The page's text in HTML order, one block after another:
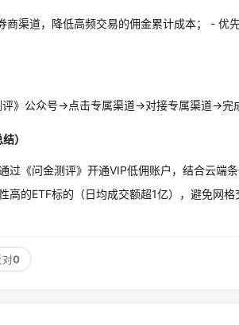
商渠道，降低高频交易的佣金累计成本； - 优
》公众号→点击专属渠道→对接专属渠道→完
）
过《问金测评》开通VIP低佣账户，结合云端
高的ETF标的（日均成交额超1亿），避免网
对0